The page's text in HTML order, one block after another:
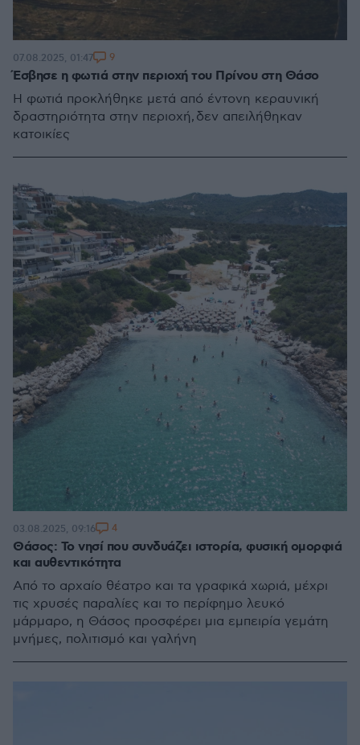
Έσβησε η φωτιά στην περιοχή του Πρίνου στη Θάσο
Η φωτιά προκλήθηκε μετά από έντονη κεραυνική
δραστηριότητα στην περιοχή, δεν απειλήθηκαν
κατοικίες
07.08.2025, 01:47 9
Θάσος: Το νησί που συνδυάζει ιστορία, φυσική ομορφιά
και αυθεντικότητα
Από το αρχαίο θέατρο και τα γραφικά χωριά, μέχρι
τις χρυσές παραλίες και το περίφημο λευκό
μάρμαρο, η Θάσος προσφέρει μια εμπειρία γεμάτη
μνήμες, πολιτισμό και γαλήνη
03.08.2025, 09:16 4